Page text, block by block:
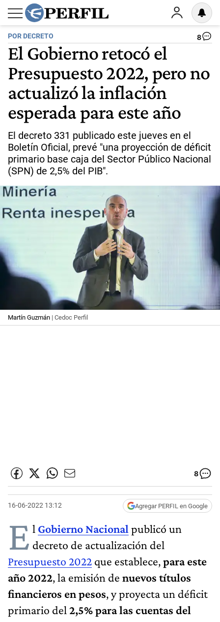
POR DECRETO 8
El Gobierno retocó el
Presupuesto 2022, pero no
actualizó la inflación
esperada para este año
El decreto 331 publicado este jueves en el
Boletín Oficial, prevé "una proyección de déficit
primario base caja del Sector Público Nacional
(SPN) de 2,5% del PIB".
Martín Guzmán | Cedoc Perfil
8
16-06-2022 13:12 Agregar PERFIL en Google
E l Gobierno Nacional publicó un
decreto de actualización del
Presupuesto 2022 que establece,para este
año 2022, la emisión de nuevos títulos
financieros en pesos, y proyecta un déficit
primario del 2,5% para las cuentas del